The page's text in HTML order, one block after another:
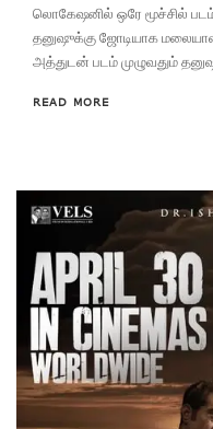
லொகேஷனில் ஒரே மூச்சில் படம்
தனுஷுக்கு ஜோடியாக மலையாள
அத்துடன் படம் முழுவதும்
READ MORE